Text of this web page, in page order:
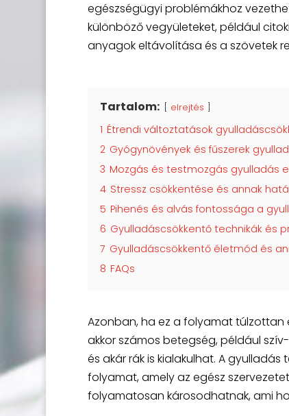
egészségügyi problémákhoz
különböző vegyületeket, például
anyagok eltávolítása és a szövetek
Tartalom: elrejtés
1 Étrendi változtatások
2 Gyógynövények és fűszerek
3 Mozgás és testmozgás gyulladás
4 Stressz csökkentése és annak
5 Pihenés és alvás fontossága a
6 Gyulladáscsökkentő technikák és
7 Gyulladáscsökkentő életmód és
8 FAQs
Azonban, ha ez a folyamat
akkor számos betegség, például
és akár rák is kialakulhat. A
folyamat, amely az egész
folyamatosan károsodhatnak, ami